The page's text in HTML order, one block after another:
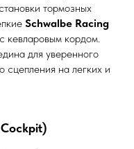
тормозных
Schwalbe Racing
кевларовым кордом.
для уверенного
сцепления на легких и